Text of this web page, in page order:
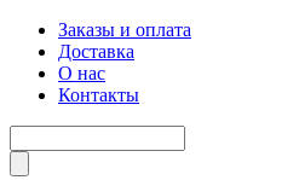
Заказы и оплата
Доставка
О нас
Контакты